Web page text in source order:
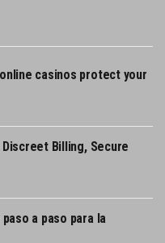
casinos protect your
Discreet Billing, Secure
a paso para la